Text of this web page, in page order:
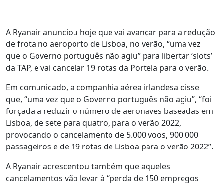
A Ryanair anunciou hoje que vai avançar para a redução
de frota no aeroporto de Lisboa, no verão, “uma vez
que o Governo português não agiu” para libertar ‘slots’
da TAP, e vai cancelar 19 rotas da Portela para o verão.
Em comunicado, a companhia aérea irlandesa disse
que, “uma vez que o Governo português não agiu”, “foi
forçada a reduzir o número de aeronaves baseadas em
Lisboa, de sete para quatro, para o verão 2022,
provocando o cancelamento de 5.000 voos, 900.000
passageiros e de 19 rotas de Lisboa para o verão 2022”.
A Ryanair acrescentou também que aqueles
cancelamentos vão levar à “perda de 150 empregos